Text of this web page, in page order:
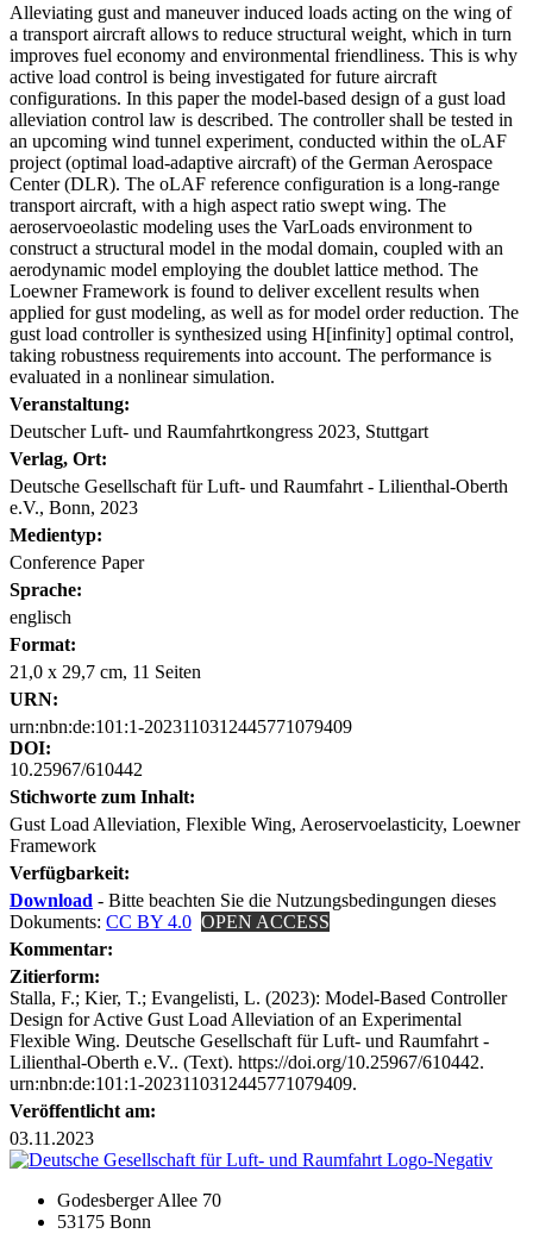
Alleviating gust and maneuver induced loads acting on the wing of
a transport aircraft allows to reduce structural weight, which in turn
improves fuel economy and environmental friendliness. This is why
active load control is being investigated for future aircraft
configurations. In this paper the model-based design of a gust load
alleviation control law is described. The controller shall be tested in
an upcoming wind tunnel experiment, conducted within the oLAF
project (optimal load-adaptive aircraft) of the German Aerospace
Center (DLR). The oLAF reference configuration is a long-range
transport aircraft, with a high aspect ratio swept wing. The
aeroservoeolastic modeling uses the VarLoads environment to
construct a structural model in the modal domain, coupled with an
aerodynamic model employing the doublet lattice method. The
Loewner Framework is found to deliver excellent results when
applied for gust modeling, as well as for model order reduction. The
gust load controller is synthesized using H[infinity] optimal control,
taking robustness requirements into account. The performance is
evaluated in a nonlinear simulation.
Veranstaltung:
Deutscher Luft- und Raumfahrtkongress 2023, Stuttgart
Verlag, Ort:
Deutsche Gesellschaft für Luft- und Raumfahrt - Lilienthal-Oberth
e.V., Bonn, 2023
Medientyp:
Conference Paper
Sprache:
englisch
Format:
21,0 x 29,7 cm, 11 Seiten
URN:
urn:nbn:de:101:1-2023110312445771079409
DOI:
10.25967/610442
Stichworte zum Inhalt:
Gust Load Alleviation, Flexible Wing, Aeroservoelasticity, Loewner
Framework
Verfügbarkeit:
Download - Bitte beachten Sie die Nutzungsbedingungen dieses
Dokuments: CC BY 4.0 OPEN ACCESS
Kommentar:
Zitierform:
Stalla, F.; Kier, T.; Evangelisti, L. (2023): Model-Based Controller
Design for Active Gust Load Alleviation of an Experimental
Flexible Wing. Deutsche Gesellschaft für Luft- und Raumfahrt -
Lilienthal-Oberth e.V.. (Text). https://doi.org/10.25967/610442.
urn:nbn:de:101:1-2023110312445771079409.
Veröffentlicht am:
03.11.2023
Godesberger Allee 70
53175 Bonn